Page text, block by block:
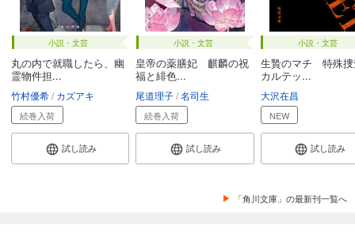
小説・文芸
丸の内で就職したら、幽
霊物件担...
竹村優希 カズアキ
続巻入荷
試し読み
小説・文芸
皇帝の薬膳妃 麒麟の祝
福と緋色...
尾道理子 名司生
続巻入荷
試し読み
小説・文芸
生贄のマチ 特殊捜
カルテッ...
大沢在昌
NEW
試し読み
「角川文庫」の最新刊一覧へ